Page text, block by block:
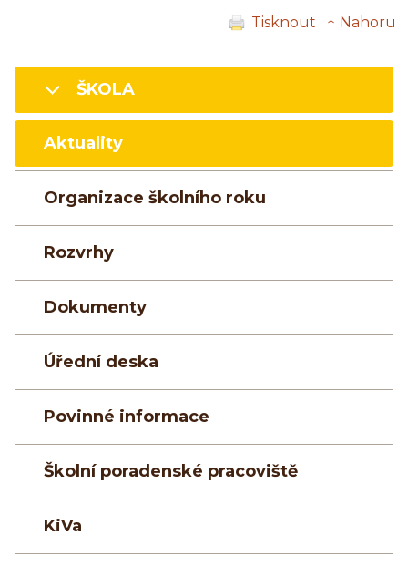
Tisknout
↑ Nahoru
ŠKOLA
Aktuality
Organizace školního roku
Rozvrhy
Dokumenty
Úřední deska
Povinné informace
Školní poradenské pracoviště
KiVa